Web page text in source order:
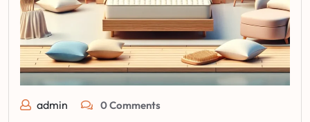
admin 0 Comments